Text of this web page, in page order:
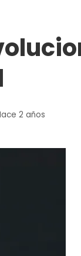
2 años